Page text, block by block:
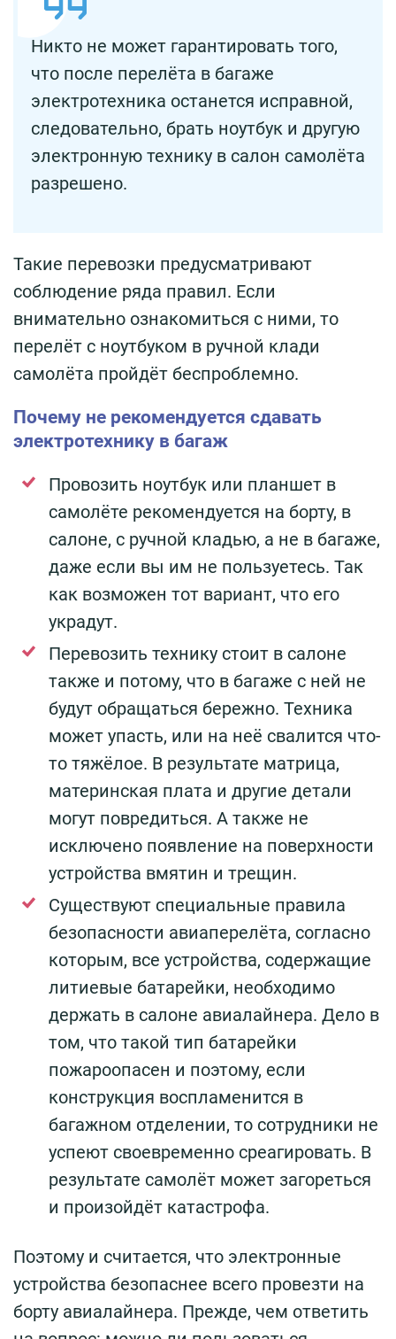
Никто не может гарантировать того,
что после перелёта в багаже
электротехника останется исправной,
следовательно, брать ноутбук и другую
электронную технику в салон самолёта
разрешено.
Такие перевозки предусматривают
соблюдение ряда правил. Если
внимательно ознакомиться с ними, то
перелёт с ноутбуком в ручной клади
самолёта пройдёт беспроблемно.
Почему не рекомендуется сдавать
электротехнику в багаж
Провозить ноутбук или планшет в
самолёте рекомендуется на борту, в
салоне, с ручной кладью, а не в багаже,
даже если вы им не пользуетесь. Так
как возможен тот вариант, что его
украдут.
Перевозить технику стоит в салоне
также и потому, что в багаже с ней не
будут обращаться бережно. Техника
может упасть, или на неё свалится что-
то тяжёлое. В результате матрица,
материнская плата и другие детали
могут повредиться. А также не
исключено появление на поверхности
устройства вмятин и трещин.
Существуют специальные правила
безопасности авиаперелёта, согласно
которым, все устройства, содержащие
литиевые батарейки, необходимо
держать в салоне авиалайнера. Дело в
том, что такой тип батарейки
пожароопасен и поэтому, если
конструкция воспламенится в
багажном отделении, то сотрудники не
успеют своевременно среагировать. В
результате самолёт может загореться
и произойдёт катастрофа.
Поэтому и считается, что электронные
устройства безопаснее всего провезти на
борту авиалайнера. Прежде, чем ответить